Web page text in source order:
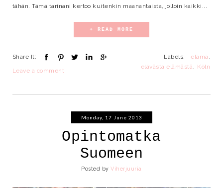
tähän. Tämä tarinani kertoo kuitenkin maanantaista, jolloin kaikki...
+ READ MORE
Share It:
Leave a comment
Labels: elämä ,
elävästä elämästä , Köln
Monday, 17 June 2013
Opintomatka
Suomeen
Posted byViherjuuria